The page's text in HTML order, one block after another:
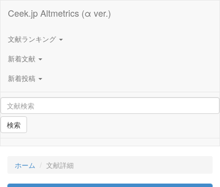
Ceek.jp Altmetrics (α ver.)
文献ランキング
新着文献
新着投稿
検索
ホーム 文献詳細